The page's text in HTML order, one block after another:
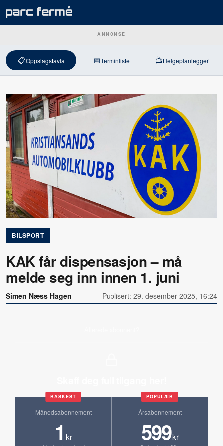
ANNONSE
📋Oppslagstavla 📅Terminliste 📺Helgeplanlegger
BILSPORT
KAK får dispensasjon – må
melde seg inn innen 1. juni
Simen Næss Hagen Publisert: 29. desember 2025, 16:24
RASKEST
Månedsabonnement
1 kr
POPULÆR
Årsabonnement
599kr